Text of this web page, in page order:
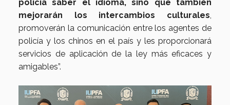
policía saber el idioma, sino que también
mejorarán los intercambios culturales,
promoverán la comunicación entre los agentes de
policía y los chinos en el país y les proporcionará
servicios de aplicación de la ley más eficaces y
amigables”.